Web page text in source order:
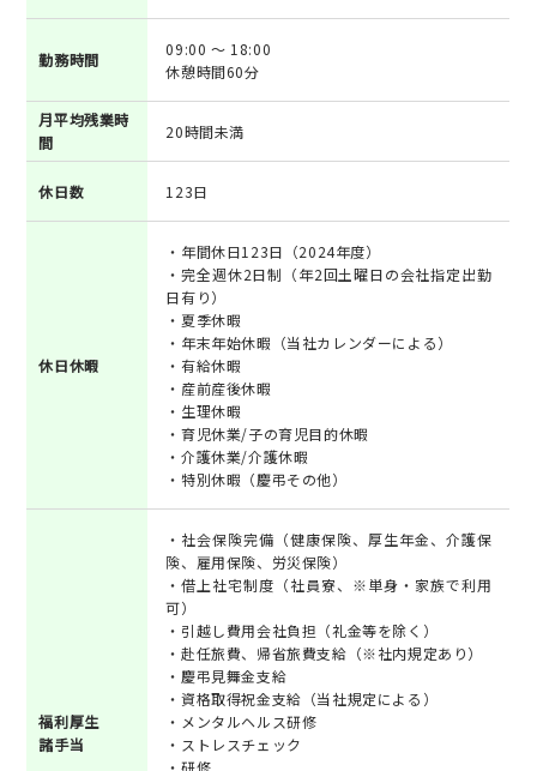
勤務時間
09:00 ～ 18:00
休憩時間60分
月平均残業時
間
20時間未満
休日数 123日
休日休暇
・年間休日123日（2024年度）
・完全週休2日制（年2回土曜日の会社指定出勤
日有り）
・夏季休暇
・年末年始休暇（当社カレンダーによる）
・有給休暇
・産前産後休暇
・生理休暇
・育児休業/子の育児目的休暇
・介護休業/介護休暇
・特別休暇（慶弔その他）
福利厚生
諸手当
・社会保険完備（健康保険、厚生年金、介護保
険、雇用保険、労災保険）
・借上社宅制度（社員寮、※単身・家族で利用
可）
・引越し費用会社負担（礼金等を除く）
・赴任旅費、帰省旅費支給（※社内規定あり）
・慶弔見舞金支給
・資格取得祝金支給（当社規定による）
・メンタルヘルス研修
・ストレスチェック
・研修